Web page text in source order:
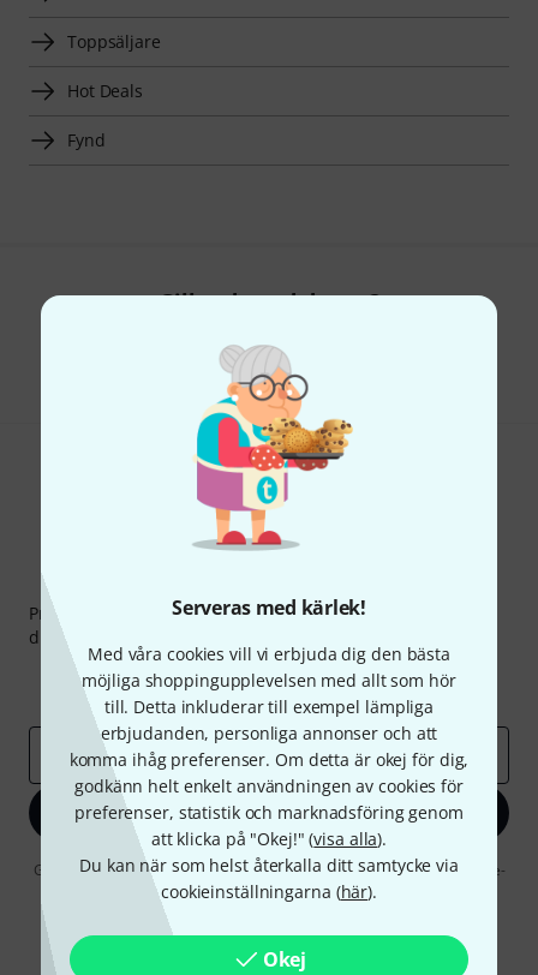
Serveras med kärlek!
Med våra cookies vill vi erbjuda dig den bästa
möjliga shoppingupplevelsen med allt som hör
till. Detta inkluderar till exempel lämpliga
erbjudanden, personliga annonser och att
komma ihåg preferenser. Om detta är okej för dig,
godkänn helt enkelt användningen av cookies för
preferenser, statistik och marknadsföring genom
att klicka på "Okej!" (visa alla).
Du kan när som helst återkalla ditt samtycke via
cookieinställningarna (här).
Okej
Toppsäljare
Hot Deals
Fynd
Gillar du vad du ser?
Hjälp & Feedback
Prenumererar på Thomanns Nyhetsbrev på engelska och
du kan med lite tur vinna en
Inspirerande inlägg
Erbjudanden
Thomann Insikter
E-postadress*
Registrera dig nu
Genom att klicka på "Registrera dig nu" samtycker jag till att ta emot e-
postreklam. Avregistrering är möjlig när som helst. Du finner mer
information om nyhetsbrevet i vår
* Nödvändig